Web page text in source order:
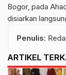
Bogor, pada
disiarkan
Penulis:
ARTIKEL